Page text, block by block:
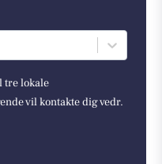
tre lokale
vil kontakte dig vedr.